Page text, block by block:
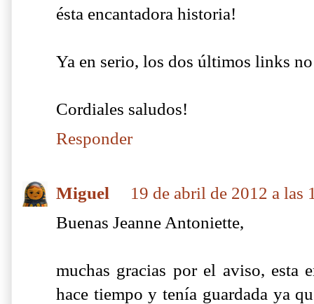
ésta encantadora historia!
Ya en serio, los dos últimos links
Cordiales saludos!
Responder
Miguel
19 de abril de 2012 a las
Buenas Jeanne Antoniette,
muchas gracias por el aviso, esta
hace tiempo y tenía guardada ya